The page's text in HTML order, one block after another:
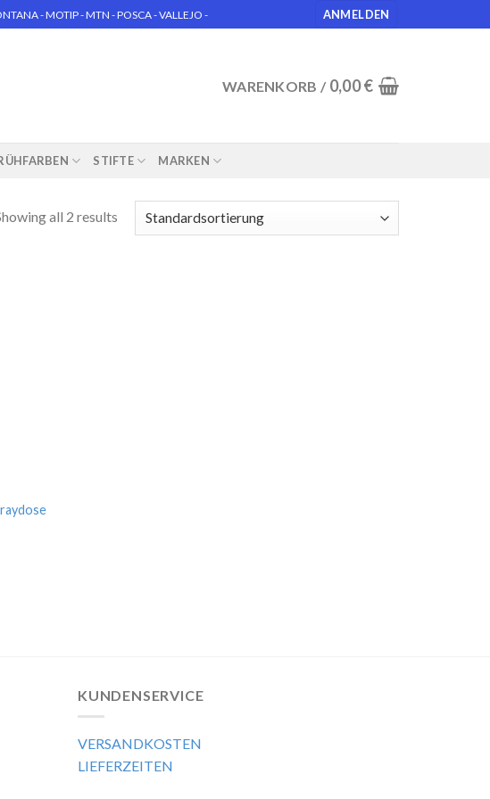
- MOTIP - MTN - POSCA - VALLEJO - ANMELDEN
WARENKORB / 0,00€
STIFTE MARKEN
all 2 results
KUNDENSERVICE
VERSANDKOSTEN
LIEFERZEITEN